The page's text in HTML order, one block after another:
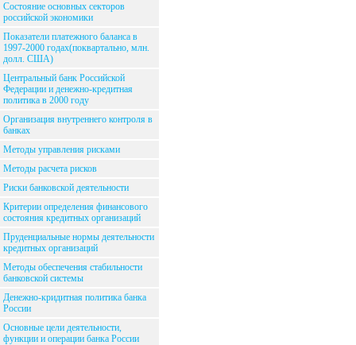
Состояние основных секторов
российской экономики
Показатели платежного баланса в
1997-2000 годах(поквартально, млн.
долл. США)
Центральный банк Российской
Федерации и денежно-кредитная
политика в 2000 году
Организация внутреннего контроля в
банках
Методы управления рисками
Методы расчета рисков
Риски банковской деятельности
Критерии определения финансового
состояния кредитных организаций
Пруденциальные нормы деятельности
кредитных организаций
Методы обеспечения стабильности
банковской системы
Денежно-кридитная политика банка
России
Основные цели деятельности,
функции и операции банка России